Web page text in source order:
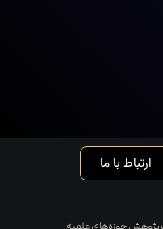
حوزه‌های علمیه
ارتباط با ما